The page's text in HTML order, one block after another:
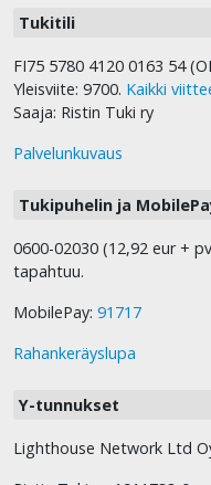
Tukitili
FI75 5780 4120 0163 54
Yleisviite: 9700. Kaikki
Saaja: Ristin Tuki ry
Palvelunkuvaus
Tukipuhelin ja
0600-02030 (12,92 eur +
tapahtuu.
MobilePay: 91717
Rahankeräyslupa
Y-tunnukset
Lighthouse Network Ltd